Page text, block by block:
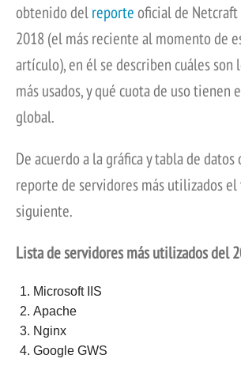
obtenido delreporteoficial de
2018 (el más reciente al momento de
artículo), en él se describen cuáles son
más usados, y qué cuota de uso tienen
global.
De acuerdo a la gráfica y tabla de
reporte de servidores más utilizados
siguiente.
Lista de servidores más utilizados del
Microsoft IIS
Apache
Nginx
Google GWS